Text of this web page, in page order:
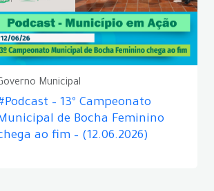
Municipal
– 13º Campeonato
de Bocha Feminino
ao fim – (12.06.2026)